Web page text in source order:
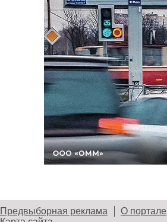
Предвыборная реклама О портале